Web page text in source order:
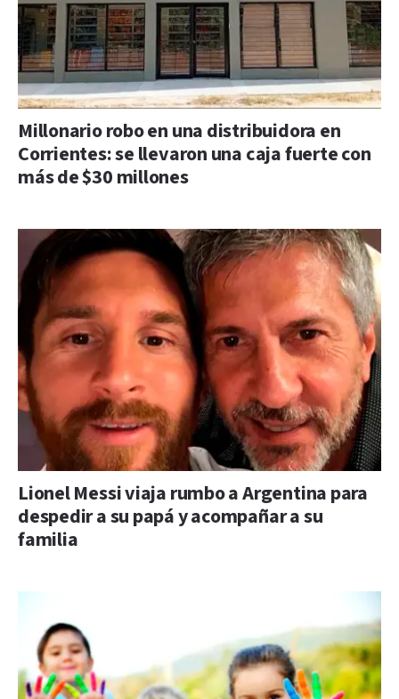
Millonario robo en una distribuidora en
Corrientes: se llevaron una caja fuerte con
más de $30 millones
Lionel Messi viaja rumbo a Argentina para
despedir a su papá y acompañar a su
familia